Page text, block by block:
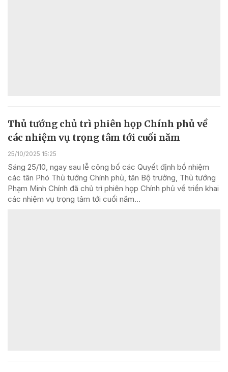
Thủ tướng chủ trì phiên họp Chính phủ về
các nhiệm vụ trọng tâm tới cuối năm
25/10/2025 15:25
Sáng 25/10, ngay sau lễ công bố các Quyết định bổ nhiệm
các tân Phó Thủ tướng Chính phủ, tân Bộ trưởng, Thủ tướng
Phạm Minh Chính đã chủ trì phiên họp Chính phủ về triển khai
các nhiệm vụ trọng tâm tới cuối năm...